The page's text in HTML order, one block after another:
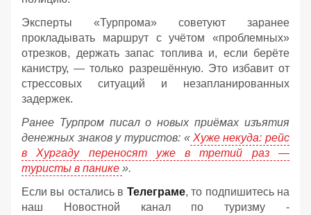
Эксперты «Турпрома» советуют заранее
прокладывать маршрут с учётом «проблемных»
отрезков, держать запас топлива и, если берёте
канистру, — только разрешённую. Это избавит от
стрессовых ситуаций и незапланированных
задержек.
Ранее Турпром писал о новых приёмах изъятия
денежных знаков у туристов: « Хуже некуда: рейс
в Хургаду переносят уже в третий раз —
туристы в панике ».
Если вы остались в Телеграме, то подпишитесь на
наш Новостной канал по туризму -